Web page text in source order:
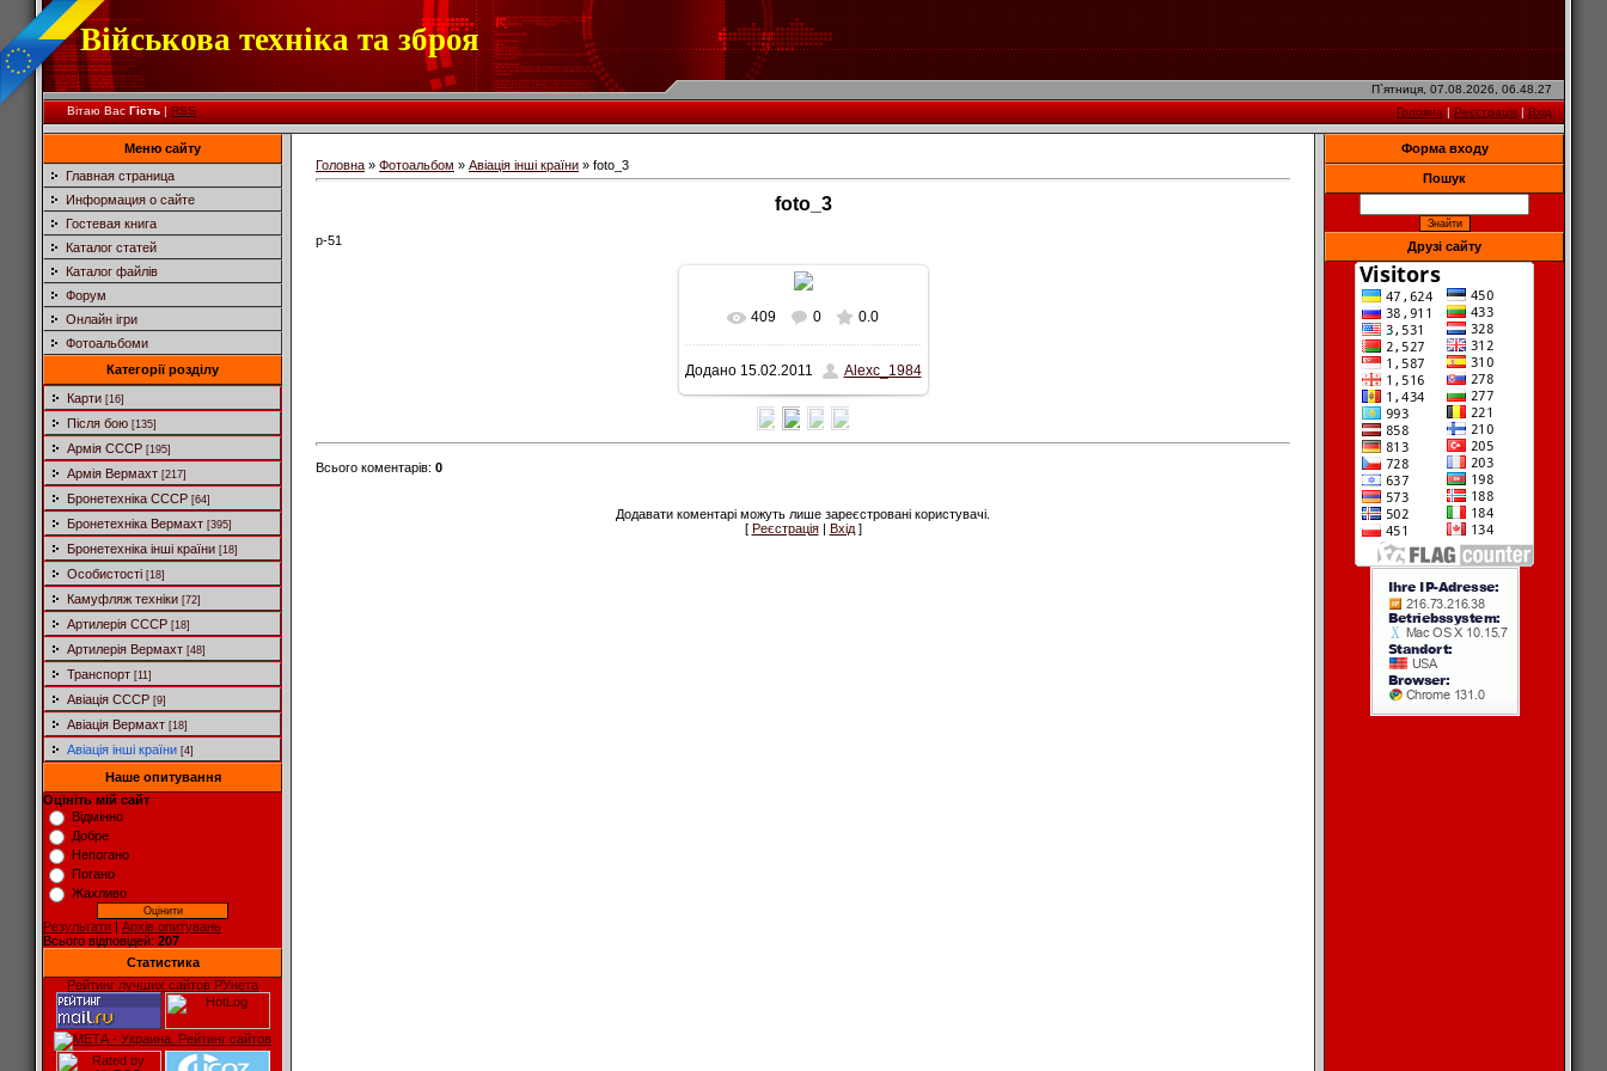
Військова техніка та зброя
П`ятниця, 07.08.2026, 06.48.27
Вітаю Вас Гість|RSS Головна|Реєстрація|Вхід
Меню сайту
Главная страница
Информация о сайте
Гостевая книга
Каталог статей
Каталог файлів
Форум
Онлайн ігри
Фотоальбоми
Категорії розділу
Карти [16]
Після бою [135]
Армія СССР [195]
Армія Вермахт [217]
Бронетехніка СССР [64]
Бронетехніка Вермахт [395]
Бронетехніка інші країни [18]
Особистості [18]
Камуфляж техніки [72]
Артилерія СССР [18]
Артилерія Вермахт [48]
Транспорт [11]
Авіація СССР [9]
Авіація Вермахт [18]
Авіація інші країни [4]
Наше опитування
Оцініть мій сайт
Відмінно
Добре
Непогано
Погано
Жахливо
Результати | Архів опитувань
Всього відповідей: 207
Статистика
Рейтинг лучших сайтов РУнета
Головна » Фотоальбом » Авіація інші країни » foto_3
foto_3
p-51
409 0 0.0
Додано15.02.2011 Alexc_1984
Всього коментарів: 0
Додавати коментарі можуть лише зареєстровані користувачі.
[ Реєстрація| Вхід]
Форма входу
Пошук
Друзі сайту